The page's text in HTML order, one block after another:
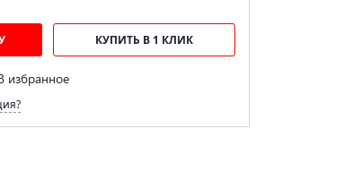
КУПИТЬ В 1 КЛИК
избранное